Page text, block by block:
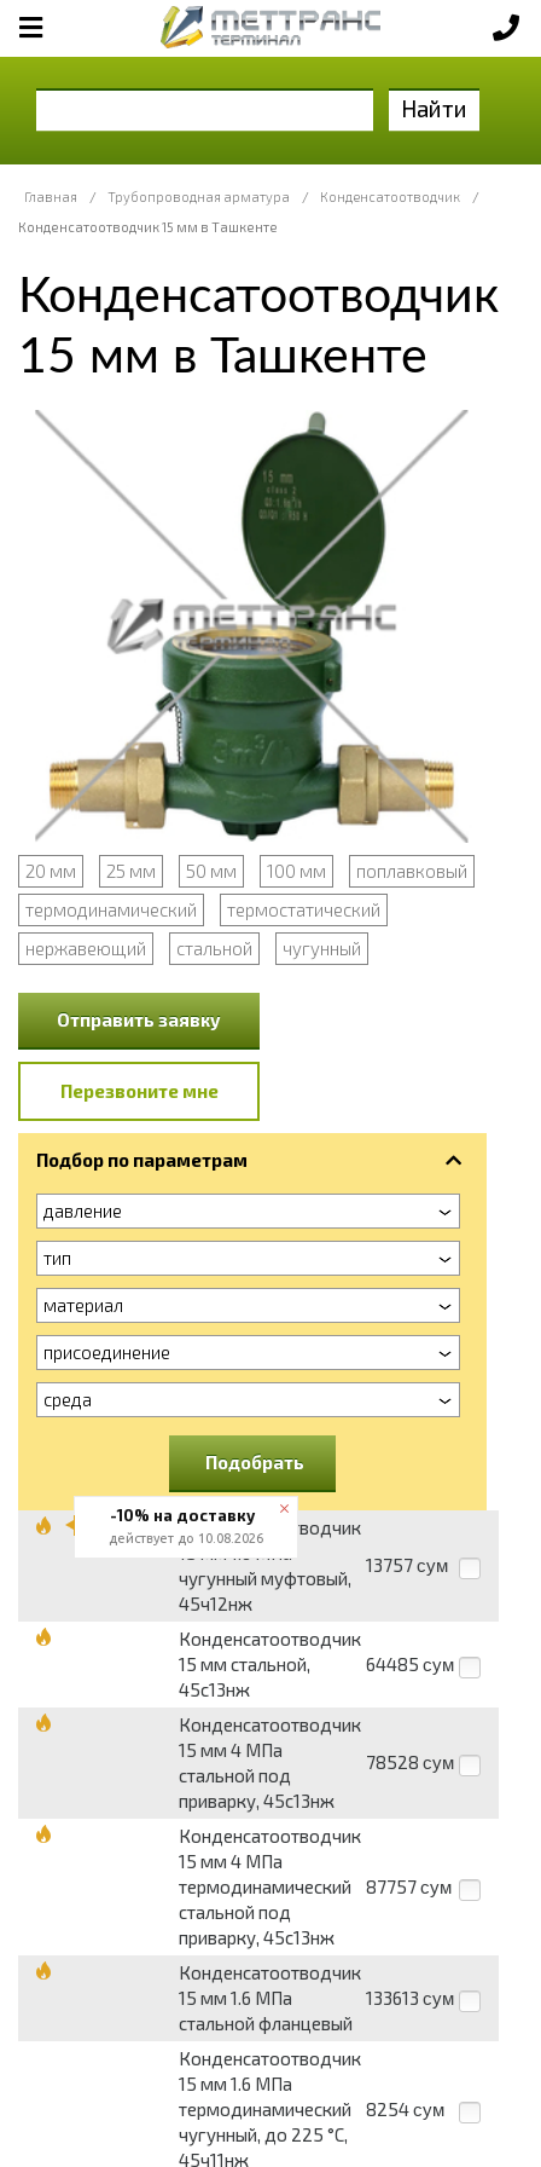
Найти
Главная / Трубопроводная арматура / Конденсатоотводчик
/
Конденсатоотводчик 15 мм в Ташкенте
Конденсатоотводчик
15 мм в Ташкенте
20 мм 25 мм 50 мм 100 мм
поплавковый
термодинамический
термостатический
нержавеющий
стальной чугунный
Отправить заявку
Перезвоните мне
Подбор по параметрам
давление
тип
материал
присоединение
среда
Подобрать
Конденсатоотводчик
15 мм 1.6 МПа
чугунный муфтовый,
45ч12нж
13757 сум
Конденсатоотводчик
15 мм стальной,
45с13нж
64485 сум
Конденсатоотводчик
15 мм 4 МПа
стальной под
приварку, 45с13нж
78528 сум
Конденсатоотводчик
15 мм 4 МПа
термодинамический
стальной под
приварку, 45с13нж
87757 сум
Конденсатоотводчик
15 мм 1.6 МПа
стальной фланцевый
133613 сум
Конденсатоотводчик
15 мм 1.6 МПа
термодинамический
чугунный, до 225 °С,
45ч11нж
8254 сум
-10% на доставку
действует до 10.08.2026